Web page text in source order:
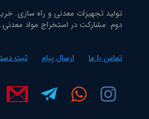
تولید تجهیزات معدنی و راه سازی.
دوم. مشارکت در استخراج مواد معدنی.
تماس با ما ارسال پیام ثبت